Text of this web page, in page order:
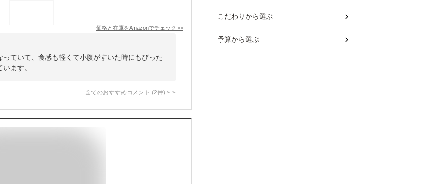
価格と在庫をAmazonでチェック >>
ていて、食感も軽くて小腹がすいた時にもぴった
ます。
全てのおすすめコメント (2件) >
こだわりから選ぶ
予算から選ぶ